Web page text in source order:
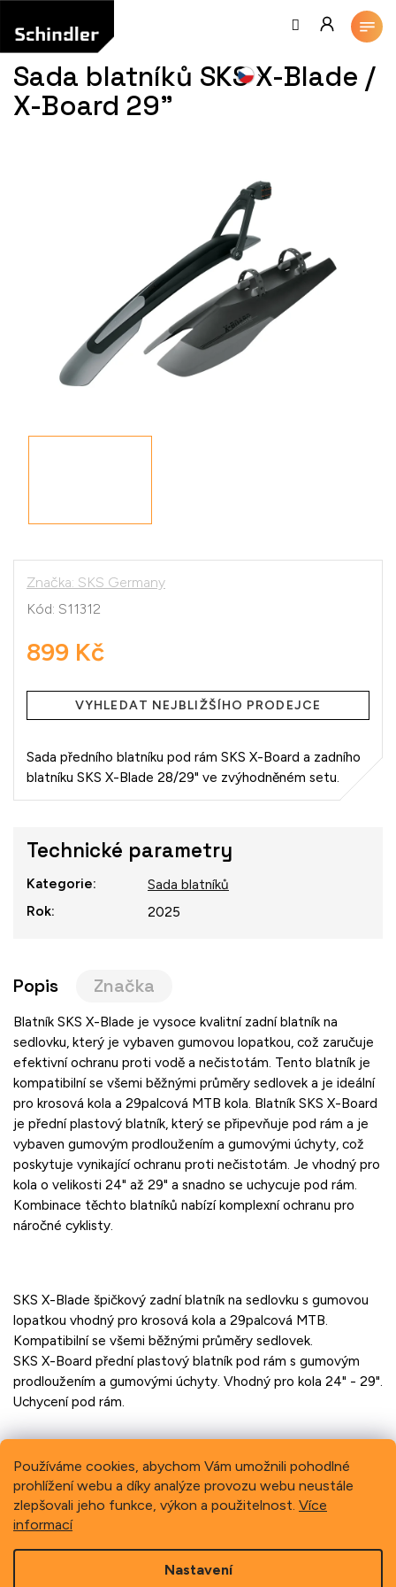
Používáme cookies, abychom Vám umožnili pohodlné
prohlížení webu a díky analýze provozu webu neustále
zlepšovali jeho funkce, výkon a použitelnost. Více
informací
Nastavení
obsah
Sada blatníků SKS X-Blade /
X-Board 29"
Značka: SKS Germany
Kód: S11312
899 Kč
cena:
VYHLEDAT NEJBLIŽŠÍHO PRODEJCE
Sada předního blatníku pod rám SKS X-Board a zadního
blatníku SKS X-Blade 28/29" ve zvýhodněném setu.
Technické parametry
Kategorie:
Sada blatníků
Rok: 2025
Popis Značka
Blatník SKS X-Blade je vysoce kvalitní zadní blatník na
sedlovku, který je vybaven gumovou lopatkou, což zaručuje
efektivní ochranu proti vodě a nečistotám. Tento blatník je
kompatibilní se všemi běžnými průměry sedlovek a je ideální
pro krosová kola a 29palcová MTB kola. Blatník SKS X-Board
je přední plastový blatník, který se připevňuje pod rám a je
vybaven gumovým prodloužením a gumovými úchyty, což
poskytuje vynikající ochranu proti nečistotám. Je vhodný pro
kola o velikosti 24" až 29" a snadno se uchycuje pod rám.
Kombinace těchto blatníků nabízí komplexní ochranu pro
náročné cyklisty.
SKS X-Blade špičkový zadní blatník na sedlovku s gumovou
lopatkou vhodný pro krosová kola a 29palcová MTB.
Kompatibilní se všemi běžnými průměry sedlovek.
SKS X-Board přední plastový blatník pod rám s gumovým
prodloužením a gumovými úchyty. Vhodný pro kola 24" - 29".
Uchycení pod rám.
Previous